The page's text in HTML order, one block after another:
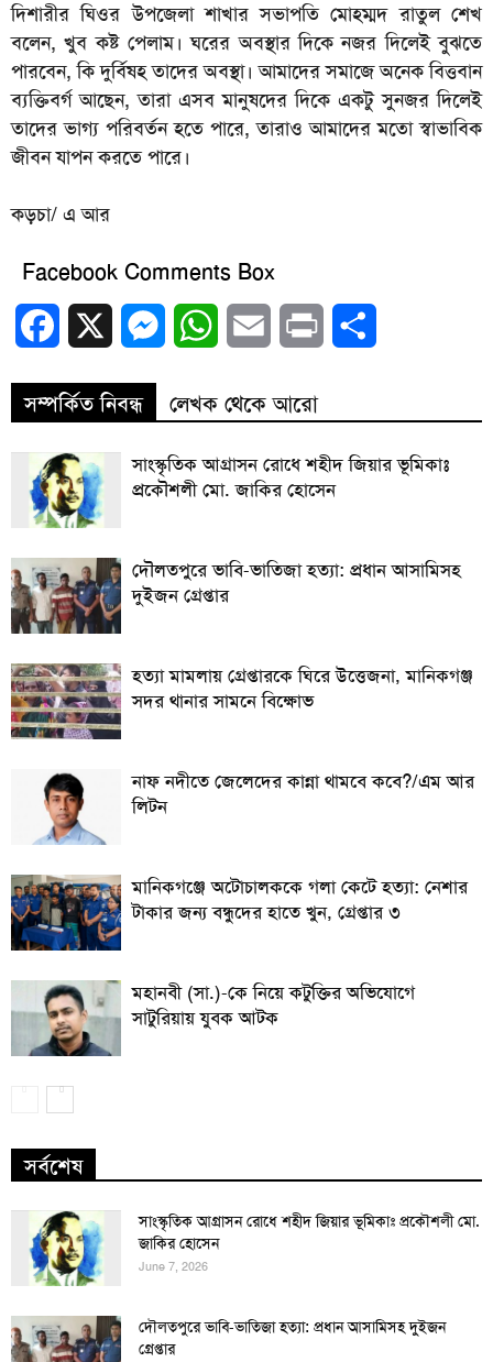
দিশারীর ঘিওর উপজেলা শাখার সভাপতি মোহম্মদ রাতুল শেখ
বলেন, খুব কষ্ট পেলাম। ঘরের অবস্থার দিকে নজর দিলেই বুঝতে
পারবেন, কি দুর্বিষহ তাদের অবস্থা। আমাদের সমাজে অনেক বিত্তবান
ব্যক্তিবর্গ আছেন, তারা এসব মানুষদের দিকে একটু সুনজর দিলেই
তাদের ভাগ্য পরিবর্তন হতে পারে, তারাও আমাদের মতো স্বাভাবিক
জীবন যাপন করতে পারে।
কড়চা/ এ আর
Facebook Comments Box
Facebook MessengerWhatsAppEmail Print
সম্পর্কিত নিবন্ধ লেখক থেকে আরো
সাংস্কৃতিক আগ্রাসন রোধে শহীদ জিয়ার ভূমিকাঃ
প্রকৌশলী মো. জাকির হোসেন
দৌলতপুরে ভাবি-ভাতিজা হত্যা: প্রধান আসামিসহ
দুইজন গ্রেপ্তার
হত্যা মামলায় গ্রেপ্তারকে ঘিরে উত্তেজনা, মানিকগঞ্জ
সদর থানার সামনে বিক্ষোভ
নাফ নদীতে জেলেদের কান্না থামবে কবে?/এম আর
লিটন
মানিকগঞ্জে অটোচালককে গলা কেটে হত্যা: নেশার
টাকার জন্য বন্ধুদের হাতে খুন, গ্রেপ্তার ৩
মহানবী (সা.)-কে নিয়ে কটুক্তির অভিযোগে
সাটুরিয়ায় যুবক আটক
সর্বশেষ
সাংস্কৃতিক আগ্রাসন রোধে শহীদ জিয়ার ভূমিকাঃ প্রকৌশলী মো.
জাকির হোসেন
June 7, 2026
দৌলতপুরে ভাবি-ভাতিজা হত্যা: প্রধান আসামিসহ দুইজন
গ্রেপ্তার